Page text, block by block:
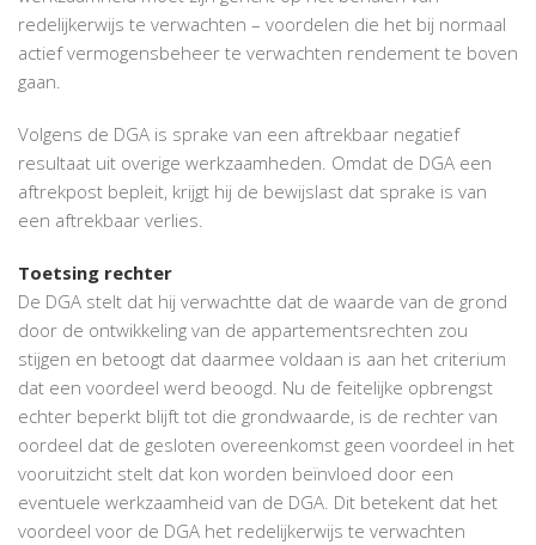
redelijkerwijs te verwachten – voordelen die het bij normaal
actief vermogensbeheer te verwachten rendement te boven
gaan.
Volgens de DGA is sprake van een aftrekbaar negatief
resultaat uit overige werkzaamheden. Omdat de DGA een
aftrekpost bepleit, krijgt hij de bewijslast dat sprake is van
een aftrekbaar verlies.
Toetsing rechter
De DGA stelt dat hij verwachtte dat de waarde van de grond
door de ontwikkeling van de appartementsrechten zou
stijgen en betoogt dat daarmee voldaan is aan het criterium
dat een voordeel werd beoogd. Nu de feitelijke opbrengst
echter beperkt blijft tot die grondwaarde, is de rechter van
oordeel dat de gesloten overeenkomst geen voordeel in het
vooruitzicht stelt dat kon worden beïnvloed door een
eventuele werkzaamheid van de DGA. Dit betekent dat het
voordeel voor de DGA het redelijkerwijs te verwachten